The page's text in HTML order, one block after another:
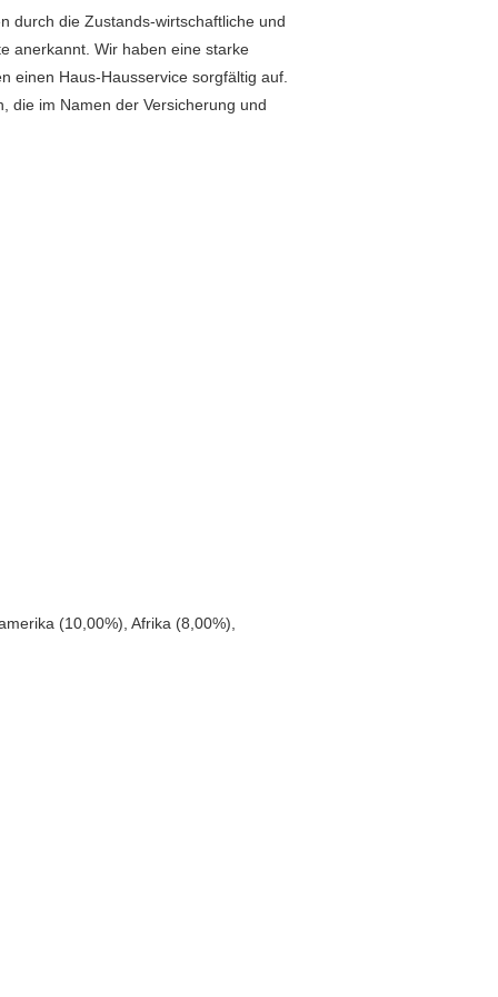
durch die Zustands-wirtschaftliche und
anerkannt. Wir haben eine starke
einen Haus-Hausservice sorgfältig auf.
die im Namen der Versicherung und
(10,00%), Afrika (8,00%),